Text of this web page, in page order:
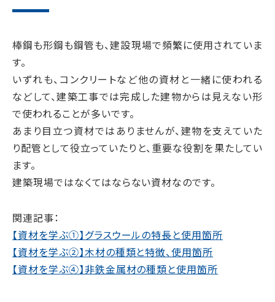
棒鋼も形鋼も鋼管も、建設現場で頻繁に使用されていま
す。
いずれも、コンクリートなど他の資材と一緒に使われる
などして、建築工事では完成した建物からは見えない形
で使われることが多いです。
あまり目立つ資材ではありませんが、建物を支えていた
り配管として役立っていたりと、重要な役割を果たしてい
ます。
建築現場ではなくてはならない資材なのです。
関連記事：
【資材を学ぶ①】グラスウールの特長と使用箇所
【資材を学ぶ②】木材の種類と特徴、使用箇所
【資材を学ぶ④】非鉄金属材の種類と使用箇所